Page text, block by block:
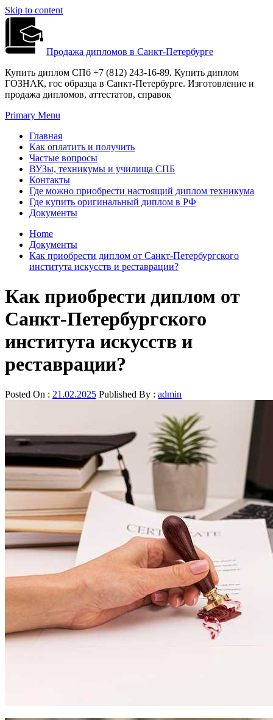
Skip to content
Продажа дипломов в Санкт-Петербурге
Купить диплом СПб +7 (812) 243-16-89. Купить диплом
ГОЗНАК, гос образца в Санкт-Петербурге. Изготовление и
продажа дипломов, аттестатов, справок
Primary Menu
Главная
Как оплатить и получить
Частые вопросы
ВУЗы, техникумы и училища СПБ
Контакты
Где можно приобрести настоящий диплом техникума
Где купить оригинальный диплом в РФ
Документы
Home
Документы
Как приобрести диплом от Санкт-Петербургского
института искусств и реставрации?
Как приобрести диплом от
Санкт-Петербургского
института искусств и
реставрации?
Posted On : 21.02.2025 Published By : admin